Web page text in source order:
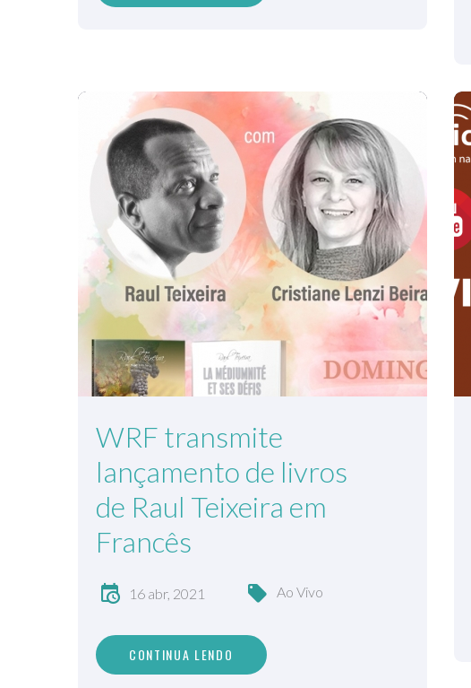
WRF transmite
lançamento de livros
de Raul Teixeira em
Francês
16 abr, 2021 Ao Vivo
CONTINUA LENDO